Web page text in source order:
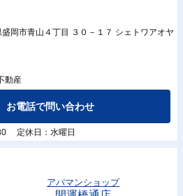
岡市青山４丁目 ３０－１７ シェトワアオヤ
動産
お電話で問い合わせ
定休日：水曜日
アパマンショップ